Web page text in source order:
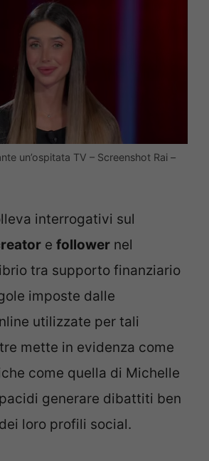
un’ospitata TV – Screenshot Rai –
interrogativi sul
e follower nel
tra supporto finanziario
imposte dalle
utilizzate per tali
mette in evidenza come
come quella di Michelle
generare dibattiti ben
loro profili social.